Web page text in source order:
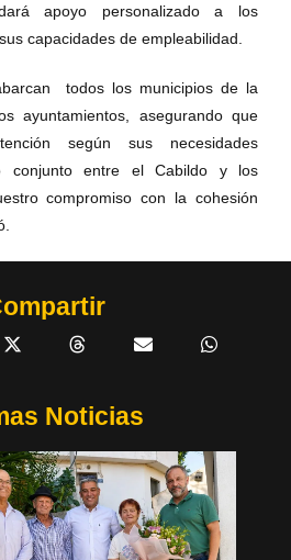
apoyo personalizado a los
capacidades de empleabilidad.
todos los municipios de la
ayuntamientos, asegurando que
según sus necesidades
conjunto entre el Cabildo y los
compromiso con la cohesión
Noticias